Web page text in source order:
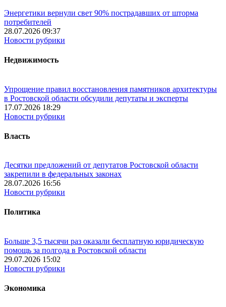
Энергетики вернули свет 90% пострадавших от шторма
потребителей
28.07.2026 09:37
Новости рубрики
Недвижимость
Упрощение правил восстановления памятников архитектуры
в Ростовской области обсудили депутаты и эксперты
17.07.2026 18:29
Новости рубрики
Власть
Десятки предложений от депутатов Ростовской области
закрепили в федеральных законах
28.07.2026 16:56
Новости рубрики
Политика
Больше 3,5 тысячи раз оказали бесплатную юридическую
помощь за полгода в Ростовской области
29.07.2026 15:02
Новости рубрики
Экономика